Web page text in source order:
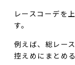
レースコーデを
す。
例えば、総レー
控えめにまとめ